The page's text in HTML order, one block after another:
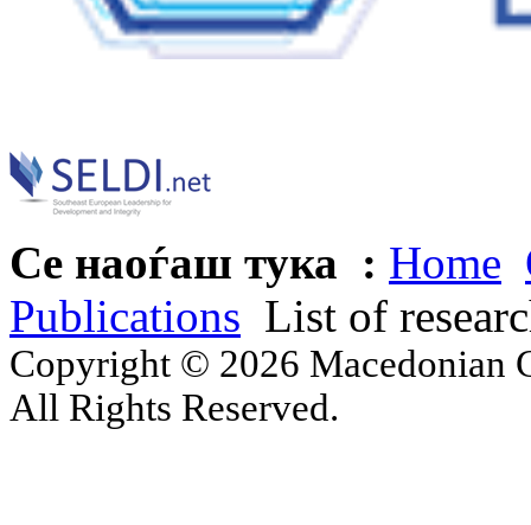
Се наоѓаш тука : Home
Publications List of
Copyright © 2026 Macedonian
All Rights Reserved.